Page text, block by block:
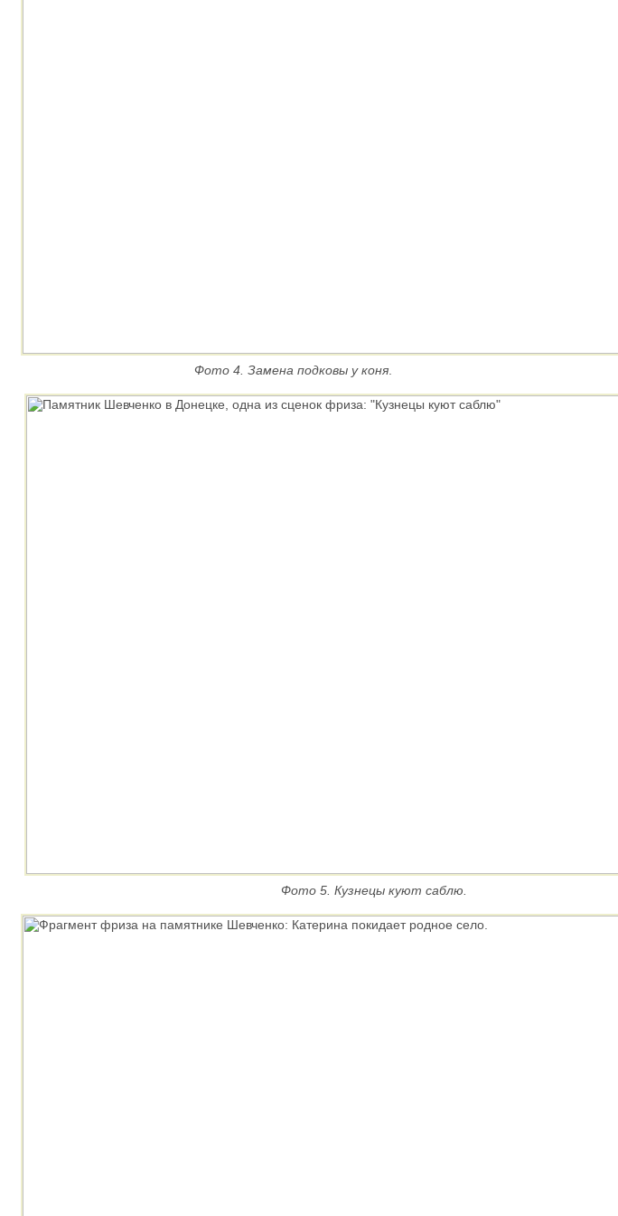
Фото 4. Замена подковы у коня
Фото 5. Кузнецы куют саблю.